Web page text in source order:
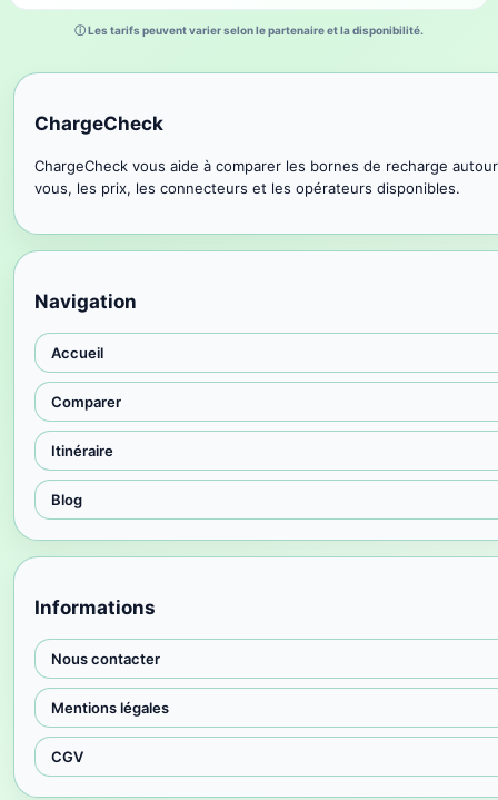
ⓘ Les tarifs peuvent varier selon le partenaire et la disponibilité.
ChargeCheck
ChargeCheck vous aide à comparer les bornes de recharge
vous, les prix, les connecteurs et les opérateurs disponibles.
Navigation
Accueil
Comparer
Itinéraire
Blog
Informations
Nous contacter
Mentions légales
CGV